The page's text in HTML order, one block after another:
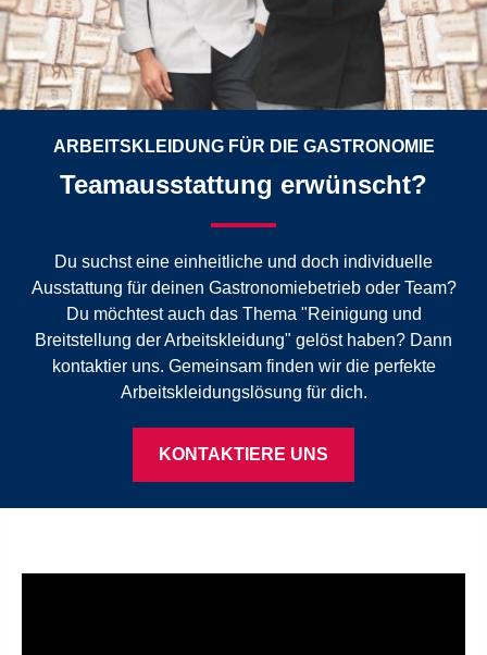
ARBEITSKLEIDUNG FÜR DIE GASTRONOMIE
Teamausstattung erwünscht?
Du suchst eine einheitliche und doch individuelle
Ausstattung für deinen Gastronomiebetrieb oder Team?
Du möchtest auch das Thema "Reinigung und
Breitstellung der Arbeitskleidung" gelöst haben? Dann
kontaktier uns. Gemeinsam finden wir die perfekte
Arbeitskleidungslösung für dich.
KONTAKTIERE UNS